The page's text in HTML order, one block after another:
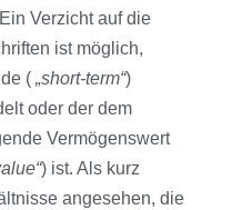
Verzicht auf die
ist möglich,
( „short-term“)
oder der dem
Vermögens­wert
) ist. Als kurz
angesehen, die